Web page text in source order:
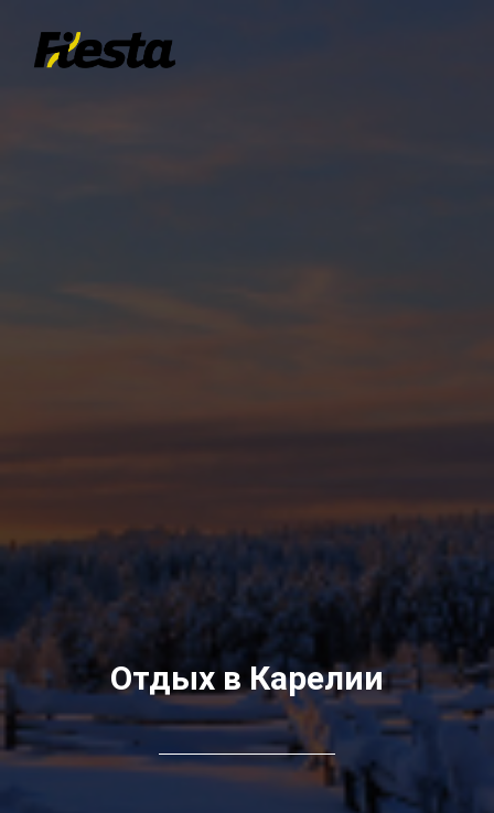
Отдых в Карелии